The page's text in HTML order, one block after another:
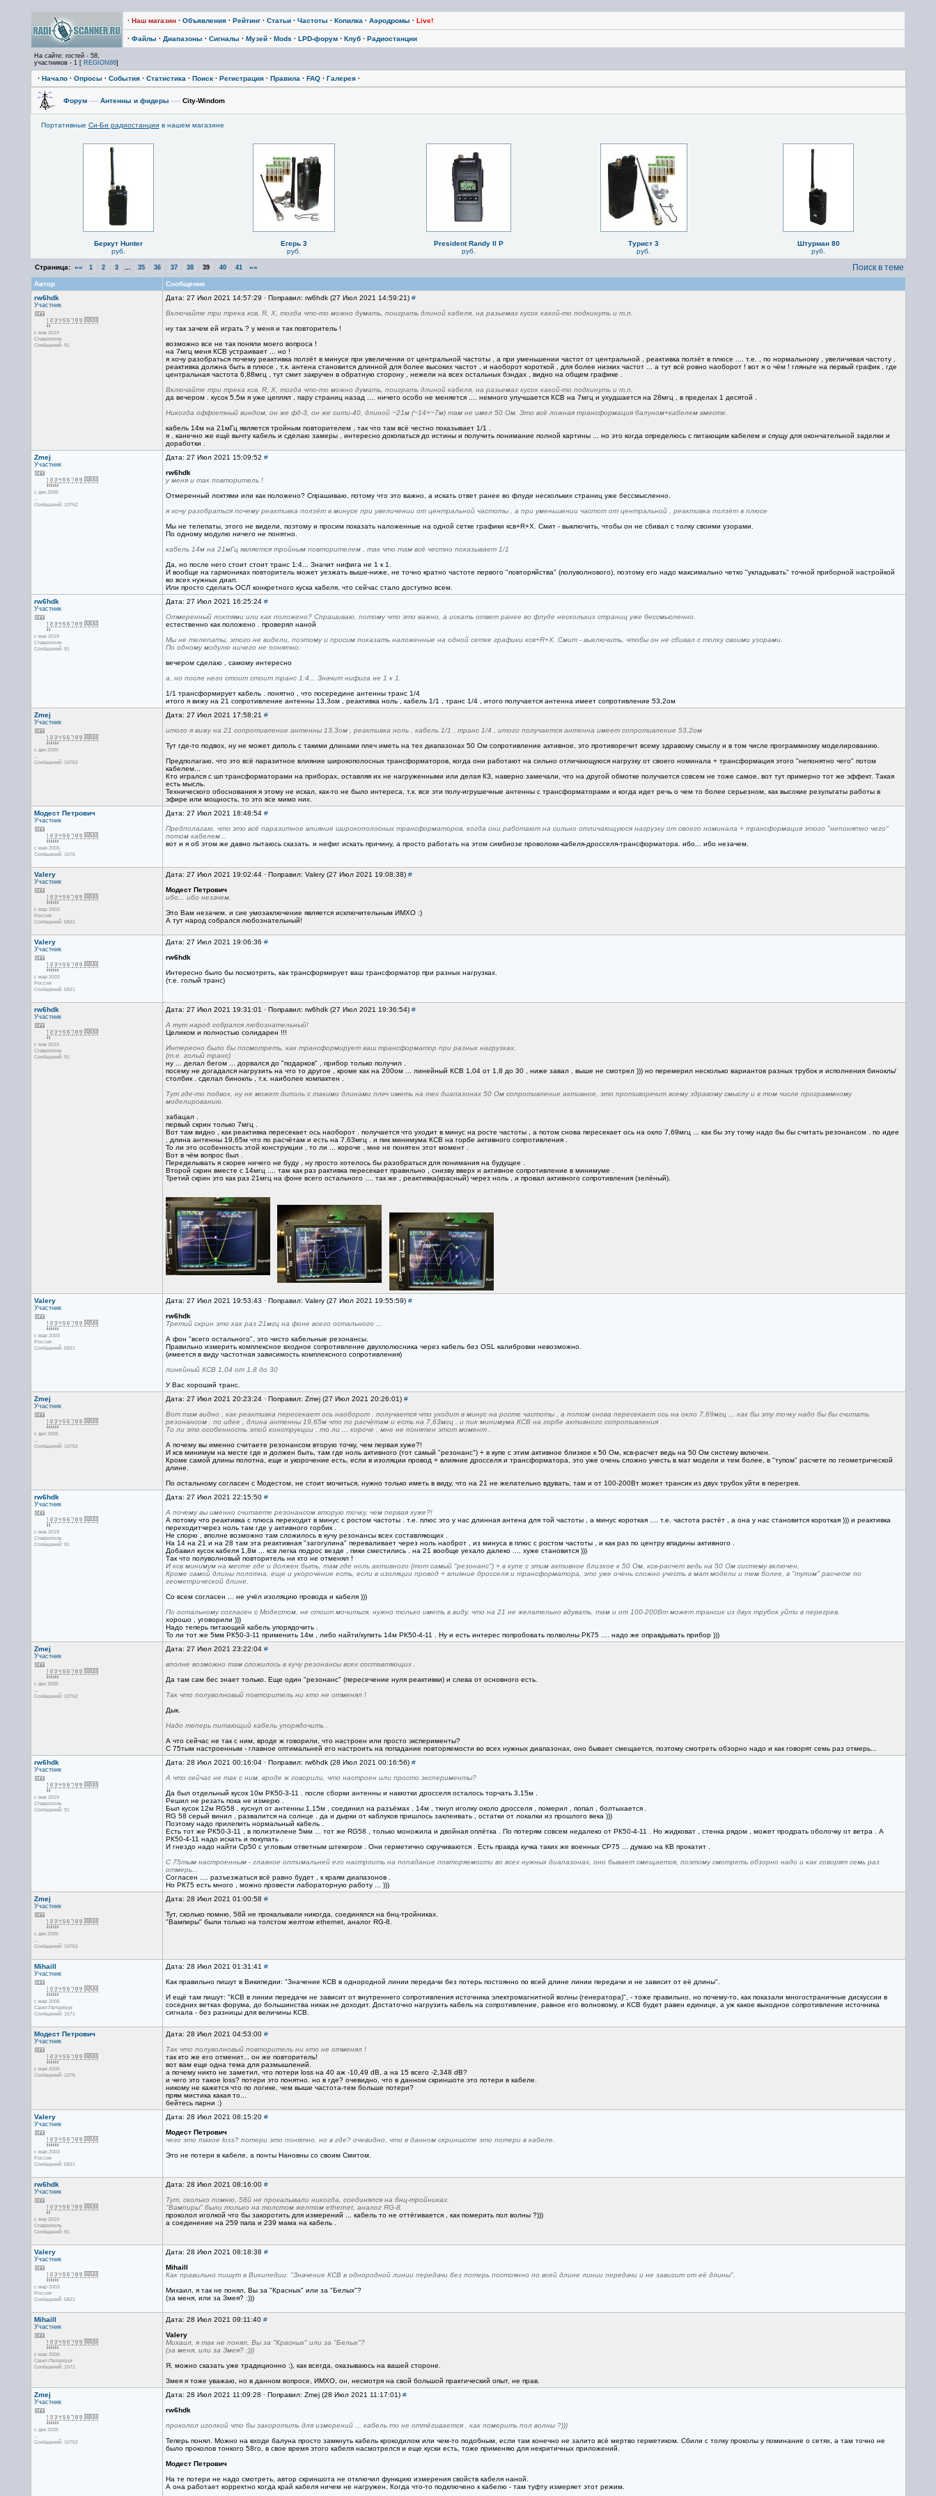
· Наш магазин· Объявления· Рейтинг· Статьи· Частоты · Копилка · Аэродромы · Live!
· Файлы · Диапазоны · Сигналы · Музей· Mods · LPD-форум· Клуб· Радиостанции
На сайте: гостей - 58,
участников - 1 [ REGION86]
· Начало· Опросы · События· Статистика · Поиск· Регистрация· Правила · FAQ· Галерея·
Форум —› Антенны и фидеры —›City-Windom
Портативные Си-Би радиостанции в нашем магазине
Беркут Hunter
руб.
Егерь 3
руб.
President Randy II P
руб.
Турист 3
руб.
Штурман 80
руб.
Страница: «« 1 2 3 35 36 37 38 39 40 41 »» Поиск в теме
Автор
Сообщение
rw6hdk
Участник
с янв 2019
Ставрополь
Сообщений: 91
Дата: 27 Июл 2021 14:57:29 · Поправил: rw6hdk (27 Июл 2021 14:59:21) #
Включайте три трека ксв, R, X, тогда что-то можно думать, поиграть длиной кабеля, на разьемах кусок какой-то подкинуть и т.п.
ну так зачем ей играть ? у меня и так повторитель !
возможно все не так поняли моего вопроса !
на 7мгц меня КСВ устраивает ... но !
я хочу разобраться почему реактивка ползёт в минусе при увеличении от центральной частоты , а при уменьшении частот от центральной , реактивка ползёт в плюсе .... т.е. , по нормальному , увеличивая частоту ,
реактивка должна быть в плюсе , т.к. антена становится длинной для более высоких частот , и наоборот короткой , для более низких частот ... а тут всё ровно наоборот ! вот я о чём ! гляньте на первый график , где
центральная частота 6,88мгц , тут смит закручен в обратную сторону , нежели на всех остальных бэндах , видно на общем графике .
Включайте три трека ксв, R, X, тогда что-то можно думать, поиграть длиной кабеля, на разьемах кусок какой-то подкинуть и т.п.
да вечером . кусок 5,5м я уже цеплял , пару страниц назад .... ничего особо не меняется .... немного улучшается КСВ на 7мгц и ухудшается на 28мгц , в пределах 1 десятой .
Никогда оффсетный виндом, он же фд-3, он же сити-40, длиной ~21м (~14+~7м) там не имел 50 Ом. Это всё ложная трансформация балуном+кабелем вместе.
кабель 14м на 21мГц является тройным повторителем , так что там всё честно показывает 1/1 .
я , канечно же ещё вычту кабель и сделаю замеры , интересно докопаться до истины и получить понимание полной картины ... но это когда определюсь с питающим кабелем и спущу для окончательной заделки и
доработки .
Zmej
Участник
с дек 2005
...
Сообщений: 10762
Дата: 27 Июл 2021 15:09:52 #
rw6hdk
у меня и так повторитель !
Отмеренный локтями или как положено? Спрашиваю, потому что это важно, а искать ответ ранее во флуде нескольких страниц уже бессмысленно.
я хочу разобраться почему реактивка ползёт в минусе при увеличении от центральной частоты , а при уменьшении частот от центральной , реактивка ползёт в плюсе
Мы не телепаты, этого не видели, поэтому и просим показать наложенные на одной сетке графики ксв+R+X. Смит - выключить, чтобы он не сбивал с толку своими узорами.
По одному модулю ничего не понятно.
кабель 14м на 21мГц является тройным повторителем , так что там всё честно показывает 1/1
Да, но после него стоит стоит транс 1:4... Значит нифига не 1 к 1.
И вообще на гармониках повторитель может уезжать выше-ниже, не точно кратно частоте первого "повторяйства" (полуволнового), поэтому его надо максимально четко "укладывать" точной приборной настройкой
во всех нужных диап.
Или просто сделать ОСЛ конкретного куска кабеля, что сейчас стало доступно всем.
rw6hdk
Участник
с янв 2019
Ставрополь
Сообщений: 91
Дата: 27 Июл 2021 16:25:24 #
Отмеренный локтями или как положено? Спрашиваю, потому что это важно, а искать ответ ранее во флуде нескольких страниц уже бессмысленно.
естественно как положено . проверял наной
Мы не телепаты, этого не видели, поэтому и просим показать наложенные на одной сетке графики ксв+R+X. Смит - выключить, чтобы он не сбивал с толку своими узорами.
По одному модулю ничего не понятно.
вечером сделаю , самому интересно
а, но после него стоит стоит транс 1:4... Значит нифига не 1 к 1.
1/1 трансформирует кабель . понятно , что посередине антенны транс 1/4
итого я вижу на 21 сопротивление антенны 13,3ом , реактивка ноль , кабель 1/1 , транс 1/4 , итого получается антенна имеет сопротивление 53,2ом
Zmej
Участник
с дек 2005
...
Сообщений: 10762
Дата: 27 Июл 2021 17:58:21 #
итого я вижу на 21 сопротивление антенны 13,3ом , реактивка ноль , кабель 1/1 , транс 1/4 , итого получается антенна имеет сопротивление 53,2ом
Тут где-то подвох, ну не может диполь с такими длинами плеч иметь на тех диапазонах 50 Ом сопротивление активное, это противоречит всему здравому смыслу и в том числе программному моделированию.
Предполагаю, что это всё паразитное влияние широкополосных трансформаторов, когда они работают на сильно отличающуюся нагрузку от своего номинала + трансформация этого "непонятно чего" потом
кабелем...
Кто игрался с шп трансформаторами на приборах, оставляя их не нагруженными или делая КЗ, наверно замечали, что на другой обмотке получается совсем не тоже самое, вот тут примерно тот же эффект. Такая
есть мысль.
Технического обоснования я этому не искал, как-то не было интереса, т.к. все эти полу-игрушечные антенны с трансформаторами и когда идет речь о чем то более серьезном, как высокие результаты работы в
эфире или мощность, то это все мимо них.
Модест Петрович
Участник
с мая 2005
Сообщений: 1076
Дата: 27 Июл 2021 18:48:54 #
Предполагаю, что это всё паразитное влияние широкополосных трансформаторов, когда они работают на сильно отличающуюся нагрузку от своего номинала + трансформация этого "непонятно чего"
потом кабелем...
вот и я об этом же давно пытаюсь сказать. и нефиг искать причину, а просто работать на этом симбиозе проволоки-кабеля-дросселя-трансформатора. ибо... ибо незачем.
Valery
Участник
с мар 2003
Россия
Сообщений: 5821
Дата: 27 Июл 2021 19:02:44 · Поправил: Valery (27 Июл 2021 19:08:38) #
Модест Петрович
ибо... ибо незачем.
Это Вам незачем. и сие умозаключение является исключительным ИМХО :)
А тут народ собрался любознательный!
Valery
Участник
с мар 2003
Россия
Сообщений: 5821
Дата: 27 Июл 2021 19:06:36 #
rw6hdk
Интересно было бы посмотреть, как трансформирует ваш трансформатор при разных нагрузках.
(т.е. голый транс)
rw6hdk
Участник
с янв 2019
Ставрополь
Сообщений: 91
Дата: 27 Июл 2021 19:31:01 · Поправил: rw6hdk (27 Июл 2021 19:36:54) #
А тут народ собрался любознательный!
Целиком и полностью солидарен !!!
Интересно было бы посмотреть, как трансформирует ваш трансформатор при разных нагрузках.
(т.е. голый транс)
ну ... делал бегом ... дорвался до "подарков" , прибор только получил .
посему не догадался нагрузить на что то другое , кроме как на 200ом ... линейный КСВ 1,04 от 1,8 до 30 , ниже завал , выше не смотрел ))) но перемерил несколько вариантов разных трубок и исполнения бинокль/
столбик . сделал бинокль , т.к. наиболее компактен .
Тут где-то подвох, ну не может диполь с такими длинами плеч иметь на тех диапазонах 50 Ом сопротивление активное, это противоречит всему здравому смыслу и в том числе программному
моделированию.
забацал .
первый скрин только 7мгц .
Вот там видно , как реактивка пересекает ось наоборот . получается что уходит в минус на росте частоты , а потом снова пересекает ось на окло 7,69мгц ... как бы эту точку надо бы бы считать резонансом . по идее
, длина антенны 19,65м что по расчётам и есть на 7,63мгц . и пик минимума КСВ на горбе активного сопротивления .
То ли это особенность этой конструкции , то ли ... короче , мне не понятен этот момент .
Вот в чём вопрос был .
Переделывать я скорее ничего не буду , ну просто хотелось бы разобраться для понимания на будущее .
Второй скрин вместе с 14мгц .... там как раз рактивка пересекает правильно , снизву вверх и активное сопротивление в минимуме .
Третий скрин это как раз 21мгц на фоне всего остального .... так же , реактивка(красный) через ноль , и провал активного сопротивления (зелёный).
Valery
Участник
с мар 2003
Россия
Сообщений: 5821
Дата: 27 Июл 2021 19:53:43 · Поправил: Valery (27 Июл 2021 19:55:59) #
rw6hdk
Третий скрин это как раз 21мгц на фоне всего остального ...
А фон "всего остального", это чисто кабельные резонансы.
Правильно измерить комплексное входное сопротивление двухполюсника через кабель без OSL калибровки невозможно.
(имеется в виду частотная зависимость комплексного сопротивления)
линейный КСВ 1,04 от 1,8 до 30
У Вас хороший транс.
Zmej
Участник
с дек 2005
...
Сообщений: 10762
Дата: 27 Июл 2021 20:23:24 · Поправил: Zmej (27 Июл 2021 20:26:01) #
Вот там видно , как реактивка пересекает ось наоборот . получается что уходит в минус на росте частоты , а потом снова пересекает ось на окло 7,69мгц ... как бы эту точку надо бы бы считать
резонансом . по идее , длина антенны 19,65м что по расчётам и есть на 7,63мгц . и пик минимума КСВ на горбе активного сопротивления .
То ли это особенность этой конструкции , то ли ... короче , мне не понятен этот момент .
А почему вы именно считаете резонансом вторую точку, чем первая хуже?!
И ксв минимум на месте где и должен быть, там где ноль активного (тот самый "резонанс") + в купе с этим активное близкое к 50 Ом, ксв-расчет ведь на 50 Ом систему включен.
Кроме самой длины полотна, еще и укорочение есть, если в изоляции провод + влияние дросселя и трансформатора, это уже очень сложно учесть в мат модели и тем более, в "тупом" расчете по геометрической
длине.
По остальному согласен с Модестом, не стоит мочиться, нужно только иметь в виду, что на 21 не желательно вдувать, там и от 100-200Вт может трансик из двух трубок уйти в перегрев.
rw6hdk
Участник
с янв 2019
Ставрополь
Сообщений: 91
Дата: 27 Июл 2021 22:15:50 #
А почему вы именно считаете резонансом вторую точку, чем первая хуже?!
А потому что реактивка с плюса переходит в минус с ростом частоты . т.е. плюс это у нас длинная антена для той частоты , а минус короткая .... т.е. частота растёт , а она у нас становится короткая ))) и реактивка
переходитчерез ноль там где у активного горбик .
Не спорю , вполне возможно там сложилось в кучу резонансы всех составляющих .
На 14 на 21 и на 28 там эта реактивная "загогулина" переваливает через ноль наоброт , из минуса в плюс с ростом частоты , и как раз по центру впадины активного .
Добавил кусок кабеля 1,8м ... ксв легка подрос везде , пики сместились . на 21 вообще уехало далеко .... хуже становится )))
Так что полуволновый повторитель ни кто не отменял !
И ксв минимум на месте где и должен быть, там где ноль активного (тот самый "резонанс") + в купе с этим активное близкое к 50 Ом, ксв-расчет ведь на 50 Ом систему включен.
Кроме самой длины полотна, еще и укорочение есть, если в изоляции провод + влияние дросселя и трансформатора, это уже очень сложно учесть в мат модели и тем более, в "тупом" расчете по
геометрической длине.
Со всем согласен ... не учёл изоляцию провода и кабеля )))
По остальному согласен с Модестом, не стоит мочиться, нужно только иметь в виду, что на 21 не желательно вдувать, там и от 100-200Вт может трансик из двух трубок уйти в перегрев.
хорошо , уговорили )))
Надо теперь питающий кабель упорядочить .
То ли тот же 5мм РК50-3-11 применить 14м , либо найти/купить 14м РК50-4-11 . Ну и есть интерес попробовать полволны РК75 .... надо же оправдывать прибор )))
Zmej
Участник
с дек 2005
...
Сообщений: 10762
Дата: 27 Июл 2021 23:22:04 #
вполне возможно там сложилось в кучу резонансы всех составляющих .
Да там сам бес знает только. Еще один "резонанс" (пересечение нуля реактивки) и слева от основного есть.
Так что полуволновый повторитель ни кто не отменял !
Дык.
Надо теперь питающий кабель упорядочить .
А что сейчас не так с ним, вроде ж говорили, что настроен или просто эксперименты?
С 75тым настроенным - главное оптимальней его настроить на попадание повторяемости во всех нужных диапазонах, оно бывает смещается, поэтому смотреть обзорно надо и как говорят семь раз отмерь...
rw6hdk
Участник
с янв 2019
Ставрополь
Сообщений: 91
Дата: 28 Июл 2021 00:16:04 · Поправил: rw6hdk (28 Июл 2021 00:16:56) #
А что сейчас не так с ним, вроде ж говорили, что настроен или просто эксперименты?
Да был отдельный кусок 10м РК50-3-11 . после сборки антенны и намотки дросселя осталось торчать 3,15м .
Решил не резать пока не измерю .
Был кусок 12м RG58 . куснул от антенны 1,15м , соединил на разъёмах , 14м , ткнул иголку около дросселя , померил , попал , болтыхается .
RG 58 серый винил , развалится на солнце . да и дырки от каблуков пришлось заклеивать , остатки от локалки из прошлого века )))
Поэтому надо прилепить нормальный кабель .
Есть тот же РК50-3-11 , в полиэтилене 5мм ... тот же RG58 , только моножила и двойная оплётка . По потерям совсем недалеко от РК50-4-11 . Но жидковат , стенка рядом , может продрать оболочку от ветра . А
РК50-4-11 надо искать и покупать .
И гнездо надо найти Ср50 с угловым ответным штекером . Они герметично скручиваются . Есть правда кучка таких же военных СР75 ... думаю на КВ прокатит .
С 75тым настроенным - главное оптимальней его настроить на попадание повторяемости во всех нужных диапазонах, оно бывает смещается, поэтому смотреть обзорно надо и как говорят семь раз
отмерь...
Согласен .... разъезжаться всё равно будет , к краям диапазонов .
Но РК75 есть много , можно провести лабораторную работу ... )))
Zmej
Участник
с дек 2005
...
Сообщений: 10762
Дата: 28 Июл 2021 01:00:58 #
Тут, сколько помню, 58й не прокалывали никогда, соединялся на бнц-тройниках.
"Вампиры" были только на толстом желтом ethernet, аналог RG-8.
Mihaill
Участник
с мар 2006
Санкт-Петербург
Сообщений: 1571
Дата: 28 Июл 2021 01:31:41 #
Как правильно пишут в Википедии: "Значение КСВ в однородной линии передачи без потерь постоянно по всей длине линии передачи и не зависит от её длины".
И ещë там пишут: "КСВ в линии передачи не зависит от внутреннего сопротивления источника электромагнитной волны (генератора)", - тоже правильно, но почему-то, как показали многостраничные дискуссии в
соседних ветках форума, до большинства никак не доходит. Достаточно нагрузить кабель на сопротивление, равное его волновому, и КСВ будет равен единице, а уж какое выходное сопротивление источника
сигнала - без разницы для величины КСВ.
Модест Петрович
Участник
с мая 2005
Сообщений: 1076
Дата: 28 Июл 2021 04:53:00 #
Так что полуволновый повторитель ни кто не отменял !
так кто же его отменит... он же повторитель!
вот вам еще одна тема для размышлений.
а почему никто не заметил, что потери loss на 40 аж -10,49 dB, а на 15 всего -2,348 dB?
и чего это такое loss? потери это понятно. но в где? очевидно, что в данном скриншоте это потери в кабеле.
никому не кажется что по логике, чем выше частота-тем больше потери?
прям мистика какая то...
бейтесь парни :)
Valery
Участник
с мар 2003
Россия
Сообщений: 5821
Дата: 28 Июл 2021 08:15:20 #
Модест Петрович
чего это такое loss? потери это понятно. но в где? очевидно, что в данном скриншоте это потери в кабеле.
Это не потери в кабеле, а понты Нановны со своим Смитом.
rw6hdk
Участник
с янв 2019
Ставрополь
Сообщений: 91
Дата: 28 Июл 2021 08:16:00 #
Тут, сколько помню, 58й не прокалывали никогда, соединялся на бнц-тройниках.
"Вампиры" были только на толстом желтом ethernet, аналог RG-8.
проколол иголкой что бы закоротить для измерений ... кабель то не оттёгивается , как померить пол волны ?)))
а соединение на 259 папа и 239 мама на кабель .
Valery
Участник
с мар 2003
Россия
Сообщений: 5821
Дата: 28 Июл 2021 08:18:38 #
Mihaill
Как правильно пишут в Википедии: "Значение КСВ в однородной линии передачи без потерь постоянно по всей длине линии передачи и не зависит от её длины".
Михаил, я так не понял, Вы за "Красных" или за "Белых"?
(за меня, или за Змея? :)))
Mihaill
Участник
с мар 2006
Санкт-Петербург
Сообщений: 1571
Дата: 28 Июл 2021 09:11:40 #
Valery
Михаил, я так не понял, Вы за "Красных" или за "Белых"?
(за меня, или за Змея? :)))
Я, можно сказать уже традиционно :), как всегда, оказываюсь на вашей стороне.
Змея я тоже уважаю, но в данном вопросе, ИМХО, он, несмотря на свой большой практический опыт, не прав.
Zmej
Участник
с дек 2005
...
Сообщений: 10762
Дата: 28 Июл 2021 11:09:28 · Поправил: Zmej (28 Июл 2021 11:17:01) #
rw6hdk
проколол иголкой что бы закоротить для измерений ... кабель то не оттёгивается , как померить пол волны ?)))
Теперь понял. Можно на входе балуна просто замкнуть кабель крокодилом или чем-то подобным, если там конечно не залито всё мертво герметиком. Сбили с толку проколы у поминание о сетях, а там точно не
было проколов тонкого 58го, в свое время этого кабеля насмотрелся и еще куски есть, тоже применяю для некритичных приложений.
Модест Петрович
На те потери не надо смотреть, автор скриншота не отключил функцию измерения свойств кабеля наной.
А она работает корректно когда край кабеля ничем не нагружен. Когда что-то подключено к кабелю - там туфту измеряет этот режим.